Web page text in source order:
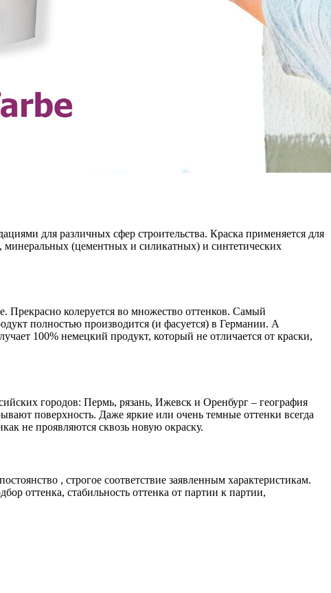
для различных сфер строительства. Краска применяется для
минеральных (цементных и силикатных) и синтетических
Прекрасно колеруется во множество оттенков. Самый
полностью производится (и фасуется) в Германии. А
100% немецкий продукт, который не отличается от краски,
городов: Пермь, рязань, Ижевск и Оренбург – география
поверхность. Даже яркие или очень темные оттенки всегда
не проявляются сквозь новую окраску.
, строгое соответствие заявленным характеристикам.
оттенка, стабильность оттенка от партии к партии,